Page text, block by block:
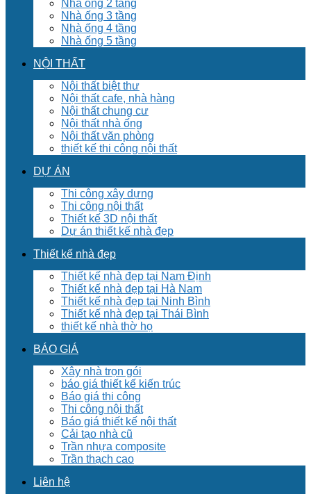
Nhà ống 2 tầng
Nhà ống 3 tầng
Nhà ống 4 tầng
Nhà ống 5 tầng
NỘI THẤT
Nội thất biệt thư
Nội thất cafe, nhà hàng
Nội thất chung cư
Nội thất nhà ống
Nội thất văn phòng
thiết kế thi công nội thất
DỰ ÁN
Thi công xây dựng
Thi công nội thất
Thiết kế 3D nội thất
Dự án thiết kế nhà đẹp
Thiết kế nhà đẹp
Thiết kế nhà đẹp tại Nam Định
Thiết kế nhà đẹp tại Hà Nam
Thiết kế nhà đẹp tại Ninh Bình
Thiết kế nhà đẹp tại Thái Bình
thiết kế nhà thờ họ
BÁO GIÁ
Xây nhà trọn gói
báo giá thiết kế kiến trúc
Báo giá thi công
Thi công nội thất
Báo giá thiết kế nội thất
Cải tạo nhà cũ
Trần nhựa composite
Trần thạch cao
Liên hệ